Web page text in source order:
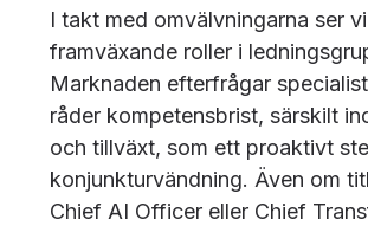
I takt med omvälvningarna ser vi
framväxande roller i
Marknaden efterfrågar
råder kompetensbrist, särskilt
och tillväxt, som ett proaktivt
konjunkturvändning. Även om
Chief AI Officer eller Chief